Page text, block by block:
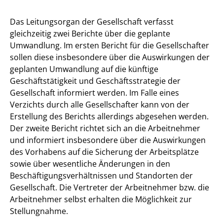
Das Leitungsorgan der Gesellschaft verfasst
gleichzeitig zwei Berichte über die geplante
Umwandlung. Im ersten Bericht für die Gesellschafter
sollen diese insbesondere über die Auswirkungen der
geplanten Umwandlung auf die künftige
Geschäftstätigkeit und Geschäftsstrategie der
Gesellschaft informiert werden. Im Falle eines
Verzichts durch alle Gesellschafter kann von der
Erstellung des Berichts allerdings abgesehen werden.
Der zweite Bericht richtet sich an die Arbeitnehmer
und informiert insbesondere über die Auswirkungen
des Vorhabens auf die Sicherung der Arbeitsplätze
sowie über wesentliche Änderungen in den
Beschäftigungsverhältnissen und Standorten der
Gesellschaft. Die Vertreter der Arbeitnehmer bzw. die
Arbeitnehmer selbst erhalten die Möglichkeit zur
Stellungnahme.